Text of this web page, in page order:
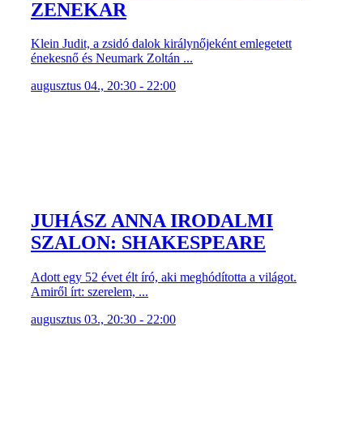
ZENEKAR
Klein Judit, a zsidó dalok királynőjeként emlegetett
énekesnő és Neumark Zoltán ...
augusztus 04., 20:30 - 22:00
JUHÁSZ ANNA IRODALMI
SZALON: SHAKESPEARE
Adott egy 52 évet élt író, aki meghódította a világot.
Amiről írt: szerelem, ...
augusztus 03., 20:30 - 22:00